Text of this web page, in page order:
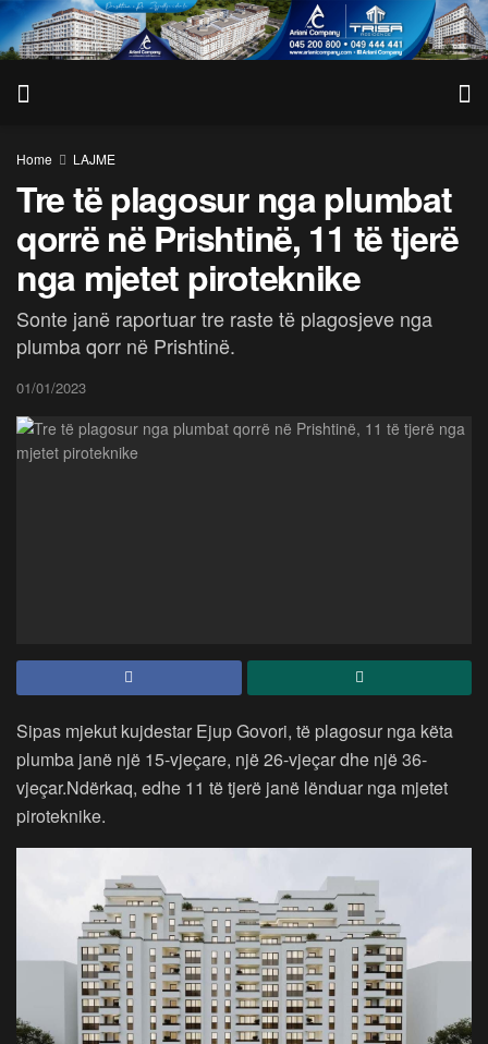
Home LAJME
Tre të plagosur nga plumbat
qorrë në Prishtinë, 11 të tjerë
nga mjetet piroteknike
Sonte janë raportuar tre raste të plagosjeve nga
plumba qorr në Prishtinë.
01/01/2023
Sipas mjekut kujdestar Ejup Govori, të plagosur nga këta
plumba janë një 15-vjeçare, një 26-vjeçar dhe një 36-
vjeçar.Ndërkaq, edhe 11 të tjerë janë lënduar nga mjetet
piroteknike.